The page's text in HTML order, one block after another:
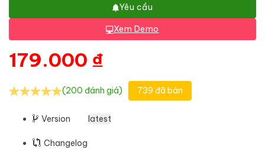
Yêu cầu
Xem Demo
179.000 ₫
(200 đánh giá) 739 đã bán
Version latest
Changelog